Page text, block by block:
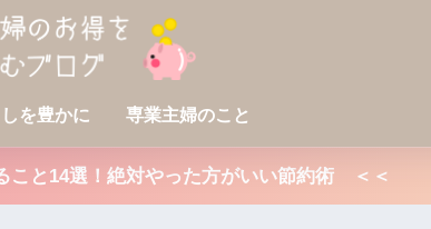
を豊かに 専業主婦のこと
こと14選！絶対やった方がいい節約術 ＜＜